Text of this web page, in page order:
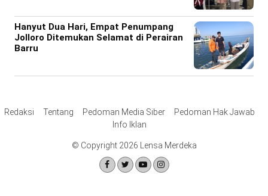
Hanyut Dua Hari, Empat Penumpang
Jolloro Ditemukan Selamat di Perairan
Barru
Redaksi Tentang Pedoman Media Siber
Pedoman Hak Jawab
Info Iklan
© Copyright 2026 Lensa Merdeka